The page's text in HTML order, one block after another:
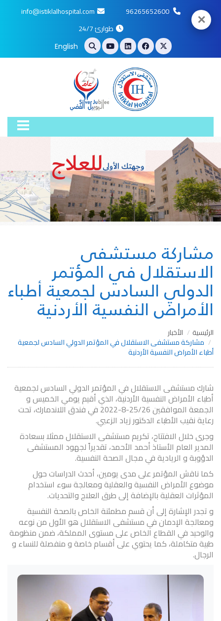
96265652600
info@istiklalhospital.com
طوارئ 24/7
English
مشاركة مستشفى
الاستقلال في المؤتمر
الدولي السادس لجمعية أطباء
الأمراض النفسية الأردنية
الرئيسية الأخبار
مشاركة مستشفى الاستقلال في المؤتمر الدولي السادس لجمعية
أطباء الأمراض النفسية الأردنية
شارك مستشفى الاستقلال في المؤتمر الدولي السادس لجمعية
أطباء الأمراض النفسية الأردنية، الذي أقيم يومي الخميس و
الجمعة الموافقين 25/26-8-2022 في فندق اللاندمارك، تحت
رعاية نقيب الأطباء الدكتور زياد الزعبي.
وجرى خلال الافتتاح، تكريم مستشفى الاستقلال ممثلا بسعادة
المدير العام الأستاذ أحمد الأحمد، تقديراً لجهود المستشفى
الدؤوبة و الريادية في مجال الصحة النفسية.
كما ناقش المؤتمر على مدى يومين، أحدث الدراسات حول
موضوع الأمراض النفسية والعقلية ومعالجة سوء استخدام
المؤثرات العقلية بالإضافة إلى طرق العلاج والتحديات.
و تجدر الإشارة إلى أن قسم مطمئنة الخاص بالصحة النفسية
ومعالجة الإدمان في مستشفى الاستقلال هو الأول من نوعه
والوحيد في القطاع الخاص على مستوى المملكة، ضمن منظومة
طبية متكاملة، كما يحتوي على أقسام خاصة و منفصلة للنساء و
الرجال.
✕